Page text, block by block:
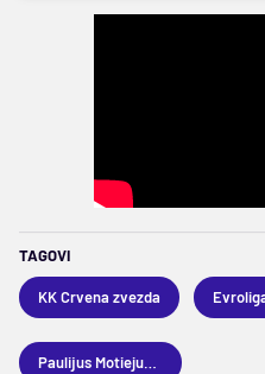
TAGOVI
KK Crvena zvezda
Paulijus Motiejunas